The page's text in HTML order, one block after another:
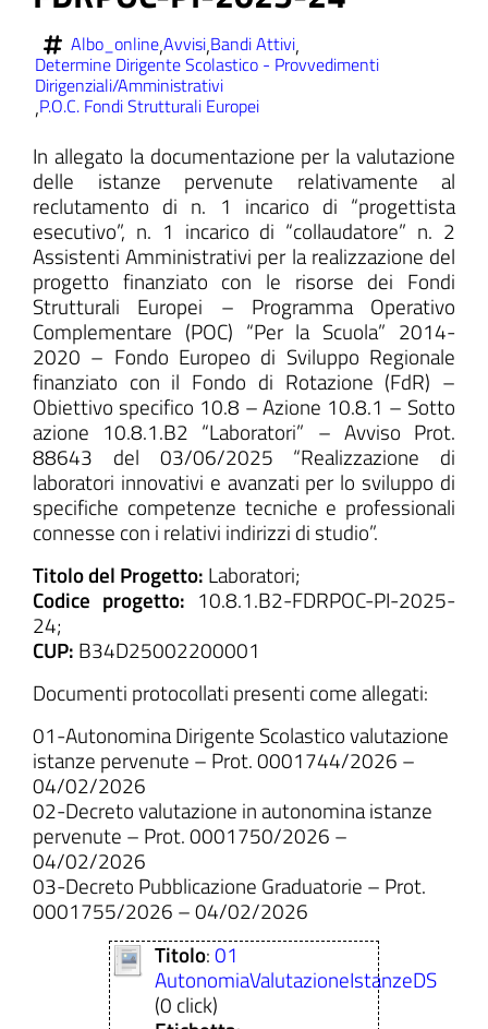
del sito
Albo_online,Avvisi,Bandi Attivi,
Determine Dirigente Scolastico - Provvedimenti
Dirigenziali/Amministrativi
,P.O.C. Fondi Strutturali Europei
In allegato la documentazione per la valutazione
delle istanze pervenute relativamente al
reclutamento di n. 1 incarico di “progettista
esecutivo”, n. 1 incarico di “collaudatore” n. 2
Assistenti Amministrativi per la realizzazione del
progetto finanziato con le risorse dei Fondi
Strutturali Europei – Programma Operativo
Complementare (POC) “Per la Scuola” 2014-
2020 – Fondo Europeo di Sviluppo Regionale
finanziato con il Fondo di Rotazione (FdR) –
Obiettivo specifico 10.8 – Azione 10.8.1 – Sotto
azione 10.8.1.B2 “Laboratori” – Avviso Prot.
88643 del 03/06/2025 “Realizzazione di
laboratori innovativi e avanzati per lo sviluppo di
specifiche competenze tecniche e professionali
connesse con i relativi indirizzi di studio”.
Titolo del Progetto: Laboratori;
Codice progetto: 10.8.1.B2-FDRPOC-PI-2025-
24;
CUP: B34D25002200001
Documenti protocollati presenti come allegati:
01-Autonomina Dirigente Scolastico valutazione
istanze pervenute – Prot. 0001744/2026 –
04/02/2026
02-Decreto valutazione in autonomina istanze
pervenute – Prot. 0001750/2026 –
04/02/2026
03-Decreto Pubblicazione Graduatorie – Prot.
0001755/2026 – 04/02/2026
Titolo:01
AutonomiaValutazioneIstanzeDS
(0 click)